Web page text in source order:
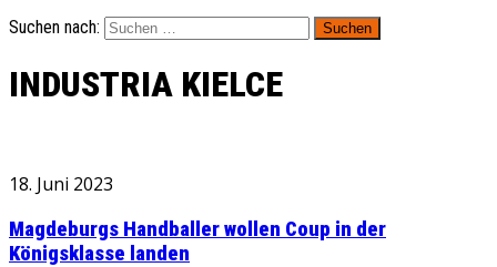
Suchen nach:
INDUSTRIA KIELCE
18. Juni 2023
Magdeburgs Handballer wollen Coup in der
Königsklasse landen